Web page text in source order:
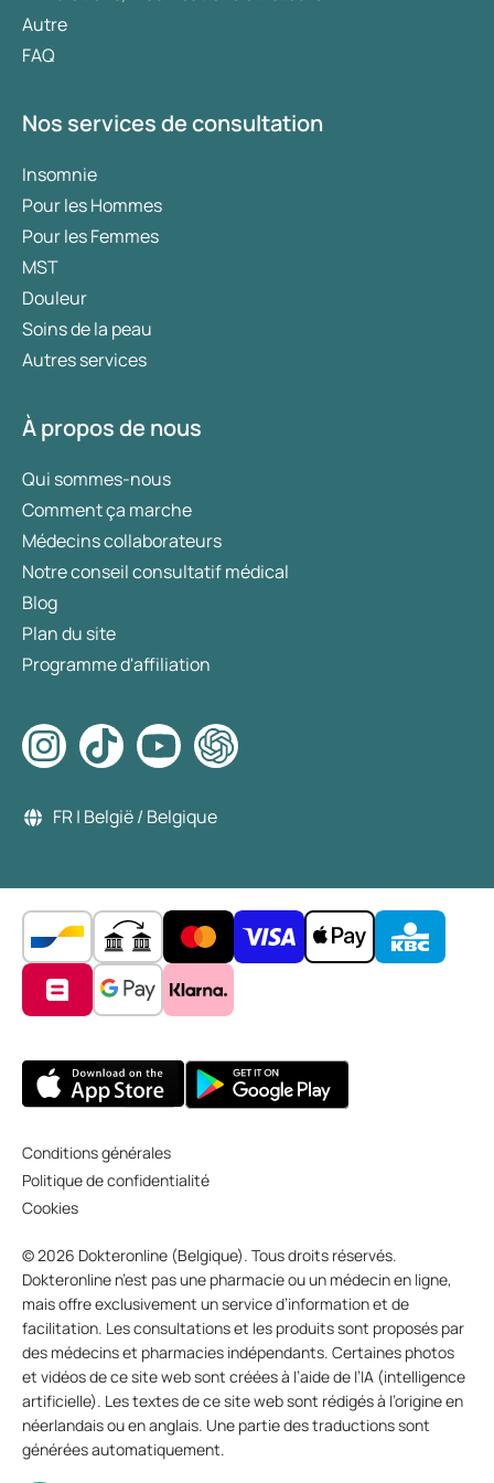
Autre
FAQ
Nos services de consultation
Insomnie
Pour les Hommes
Pour les Femmes
MST
Douleur
Soins de la peau
Autres services
À propos de nous
Qui sommes-nous
Comment ça marche
Médecins collaborateurs
Notre conseil consultatif médical
Blog
Plan du site
Programme d'affiliation
FR | België / Belgique
Conditions générales
Politique de confidentialité
Cookies
© 2026 Dokteronline (Belgique). Tous droits réservés.
Dokteronline n’est pas une pharmacie ou un médecin en ligne,
mais offre exclusivement un service d’information et de
facilitation. Les consultations et les produits sont proposés par
des médecins et pharmacies indépendants. Certaines photos
et vidéos de ce site web sont créées à l’aide de l’IA (intelligence
artificielle). Les textes de ce site web sont rédigés à l’origine en
néerlandais ou en anglais. Une partie des traductions sont
générées automatiquement.